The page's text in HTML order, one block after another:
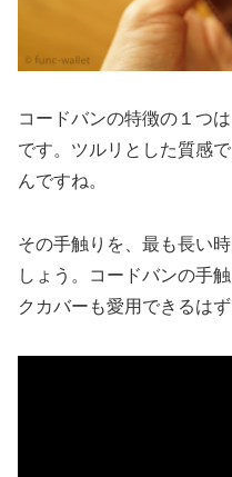
コードバンの特徴の１つ
です。ツルリとした質感
んですね。
その手触りを、最も長い
しょう。コードバンの手
クカバーも愛用できるはず